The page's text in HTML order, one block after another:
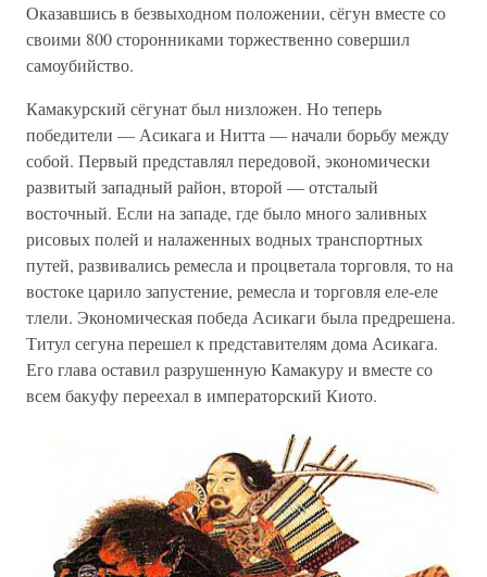
Оказавшись в безвыходном положении, сёгун вместе со
своими 800 сторонниками торжественно совершил
самоубийство.
Камакурский сёгунат был низложен. Но теперь
победители — Асикага и Нитта — начали борьбу между
собой. Первый представлял передовой, экономически
развитый западный район, второй — отсталый
восточный. Если на западе, где было много заливных
рисовых полей и налаженных водных транспортных
путей, развивались ремесла и процветала торговля, то на
востоке царило запустение, ремесла и торговля еле-еле
тлели. Экономическая победа Асикаги была предрешена.
Титул сегуна перешел к представителям дома Асикага.
Его глава оставил разрушенную Камакуру и вместе со
всем бакуфу переехал в императорский Киото.